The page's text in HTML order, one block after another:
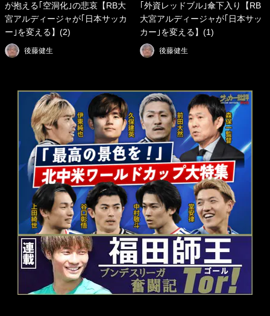
が抱える｢空洞化｣の悲哀【RB大
宮アルディージャが｢日本サッカ
ー｣を変える】(2)
後藤健生
｢外資レッドブル｣傘下入り【RB
大宮アルディージャが｢日本サッ
カー｣を変える】(1)
後藤健生